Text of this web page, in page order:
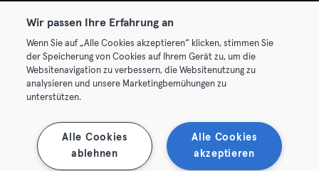
© 2026 Urban Sports Group GmbH. All rights reserved.
AGB Datenschutz
Vertrag hier kündigen Hier Verträge widerrufen
Wir passen Ihre Erfahrung an
Wenn Sie auf „Alle Cookies akzeptieren“ klicken, stimmen Sie
der Speicherung von Cookies auf Ihrem Gerät zu, um die
Websitenavigation zu verbessern, die Websitenutzung zu
analysieren und unsere Marketingbemühungen zu
unterstützen.
Alle Cookies
akzeptieren
Alle Cookies
ablehnen